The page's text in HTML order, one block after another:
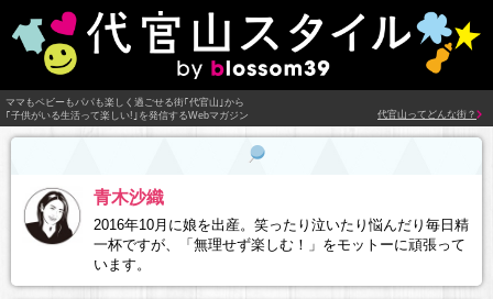
ママもベビーもパパも楽しく過ごせる街｢代官山｣から
｢子供がいる生活って楽しい!｣を発信するWebマガジン
代官山ってどんな街？
青木沙織
2016年10月に娘を出産。笑ったり泣いたり悩んだり毎日精
一杯ですが、「無理せず楽しむ！」をモットーに頑張って
います。